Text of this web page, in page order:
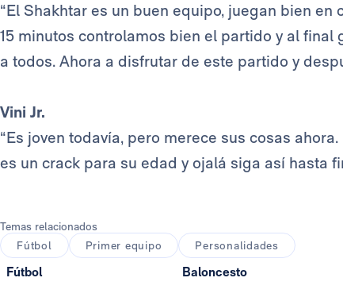
“El Shakhtar es un buen equipo, juegan bien
15 minutos controlamos bien el partido y al
a todos. Ahora a disfrutar de este partido y
Vini Jr.
“Es joven todavía, pero merece sus cosas
es un crack para su edad y ojalá siga así hasta
Temas relacionados
Fútbol
Primer equipo Personalidades
Fútbol Baloncesto